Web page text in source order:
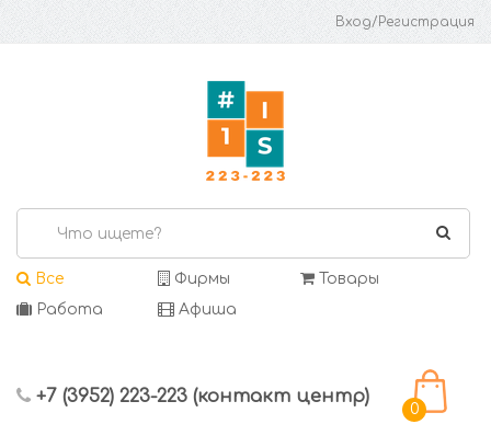
Вход/Регистрация
Все Фирмы
Товары
Работа
Афиша
+7 (3952) 223-223 (контакт центр)
0